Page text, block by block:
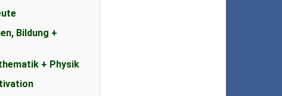
Bildung +
+ Physik